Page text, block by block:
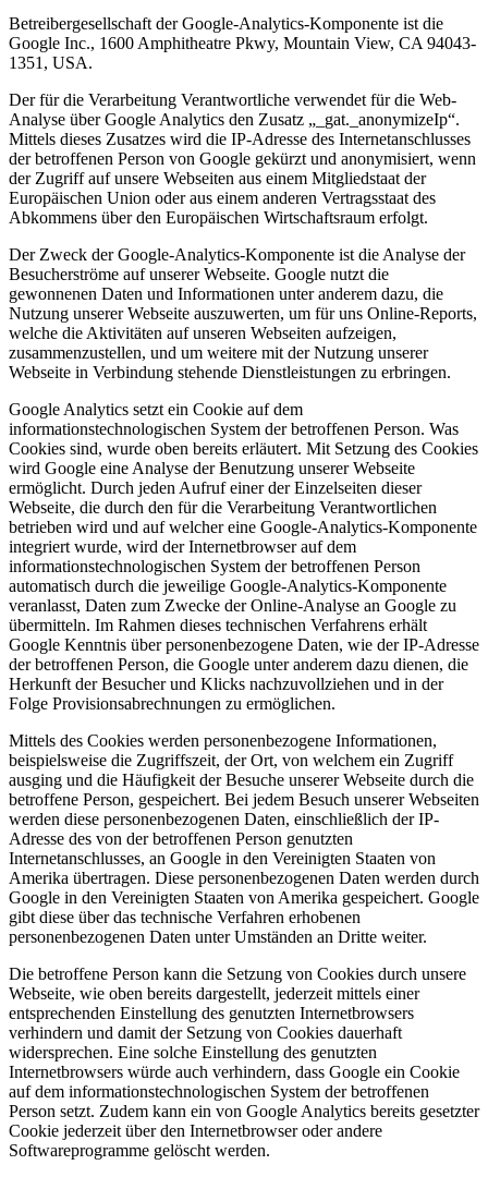
Betreibergesellschaft der Google-Analytics-Komponente ist die
Google Inc., 1600 Amphitheatre Pkwy, Mountain View, CA 94043-
1351, USA.
Der für die Verarbeitung Verantwortliche verwendet für die Web-
Analyse über Google Analytics den Zusatz „_gat._anonymizeIp“.
Mittels dieses Zusatzes wird die IP-Adresse des Internetanschlusses
der betroffenen Person von Google gekürzt und anonymisiert, wenn
der Zugriff auf unsere Webseiten aus einem Mitgliedstaat der
Europäischen Union oder aus einem anderen Vertragsstaat des
Abkommens über den Europäischen Wirtschaftsraum erfolgt.
Der Zweck der Google-Analytics-Komponente ist die Analyse der
Besucherströme auf unserer Webseite. Google nutzt die
gewonnenen Daten und Informationen unter anderem dazu, die
Nutzung unserer Webseite auszuwerten, um für uns Online-Reports,
welche die Aktivitäten auf unseren Webseiten aufzeigen,
zusammenzustellen, und um weitere mit der Nutzung unserer
Webseite in Verbindung stehende Dienstleistungen zu erbringen.
Google Analytics setzt ein Cookie auf dem
informationstechnologischen System der betroffenen Person. Was
Cookies sind, wurde oben bereits erläutert. Mit Setzung des Cookies
wird Google eine Analyse der Benutzung unserer Webseite
ermöglicht. Durch jeden Aufruf einer der Einzelseiten dieser
Webseite, die durch den für die Verarbeitung Verantwortlichen
betrieben wird und auf welcher eine Google-Analytics-Komponente
integriert wurde, wird der Internetbrowser auf dem
informationstechnologischen System der betroffenen Person
automatisch durch die jeweilige Google-Analytics-Komponente
veranlasst, Daten zum Zwecke der Online-Analyse an Google zu
übermitteln. Im Rahmen dieses technischen Verfahrens erhält
Google Kenntnis über personenbezogene Daten, wie der IP-Adresse
der betroffenen Person, die Google unter anderem dazu dienen, die
Herkunft der Besucher und Klicks nachzuvollziehen und in der
Folge Provisionsabrechnungen zu ermöglichen.
Mittels des Cookies werden personenbezogene Informationen,
beispielsweise die Zugriffszeit, der Ort, von welchem ein Zugriff
ausging und die Häufigkeit der Besuche unserer Webseite durch die
betroffene Person, gespeichert. Bei jedem Besuch unserer Webseiten
werden diese personenbezogenen Daten, einschließlich der IP-
Adresse des von der betroffenen Person genutzten
Internetanschlusses, an Google in den Vereinigten Staaten von
Amerika übertragen. Diese personenbezogenen Daten werden durch
Google in den Vereinigten Staaten von Amerika gespeichert. Google
gibt diese über das technische Verfahren erhobenen
personenbezogenen Daten unter Umständen an Dritte weiter.
Die betroffene Person kann die Setzung von Cookies durch unsere
Webseite, wie oben bereits dargestellt, jederzeit mittels einer
entsprechenden Einstellung des genutzten Internetbrowsers
verhindern und damit der Setzung von Cookies dauerhaft
widersprechen. Eine solche Einstellung des genutzten
Internetbrowsers würde auch verhindern, dass Google ein Cookie
auf dem informationstechnologischen System der betroffenen
Person setzt. Zudem kann ein von Google Analytics bereits gesetzter
Cookie jederzeit über den Internetbrowser oder andere
Softwareprogramme gelöscht werden.